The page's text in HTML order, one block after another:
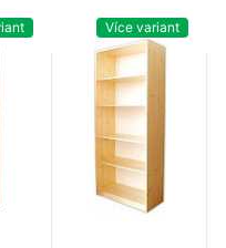
Více variant